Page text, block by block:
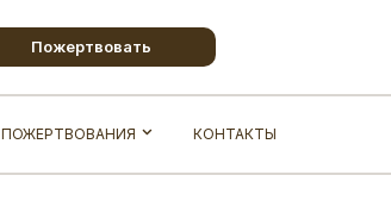
Пожертвовать
ПОЖЕРТВОВАНИЯ КОНТАКТЫ